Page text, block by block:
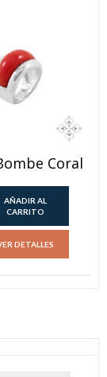
Coral
AÑADIR AL
CARRITO
DETALLES